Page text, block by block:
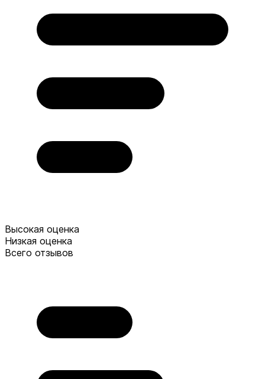
Высокая оценка
Низкая оценка
Всего отзывов